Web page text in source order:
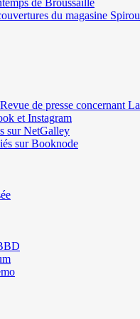
du magasine Spirou
de presse concernant
et Instagram
sur NetGalley
sur Booknode